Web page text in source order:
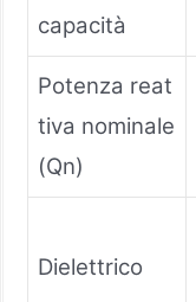
capacità
Potenza reat
tiva nominale
(Qn)
Dielettrico